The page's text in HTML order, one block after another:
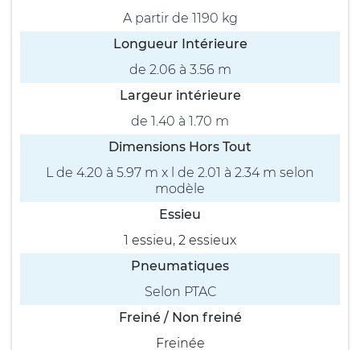
A partir de 1190 kg
Longueur Intérieure
de 2.06 à 3.56 m
Largeur intérieure
de 1.40 à 1.70 m
Dimensions Hors Tout
L de 4.20 à 5.97 m x l de 2.01 à 2.34 m selon
modèle
Essieu
1 essieu, 2 essieux
Pneumatiques
Selon PTAC
Freiné / Non freiné
Freinée